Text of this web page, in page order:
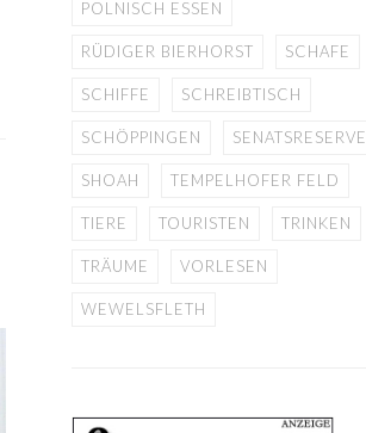
POLNISCH ESSEN
RÜDIGER BIERHORST SCHAFE
SCHIFFE SCHREIBTISCH
SCHÖPPINGEN SENATSRESERVE
SHOAH TEMPELHOFER FELD
TIERE TOURISTEN TRINKEN
TRÄUME VORLESEN
WEWELSFLETH